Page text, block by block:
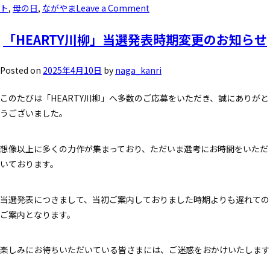
ト, 母の日, ながやまLeave a Comment
「HEARTY川柳」当選発表時期変更のお知らせ
Posted on 2025年4月10日 by naga_kanri
このたびは「HEARTY川柳」へ多数のご応募をいただき、誠にありがと
うございました。
想像以上に多くの力作が集まっており、ただいま選考にお時間をいただ
いております。
当選発表につきまして、当初ご案内しておりました時期よりも遅れての
ご案内となります。
楽しみにお待ちいただいている皆さまには、ご迷惑をおかけいたします